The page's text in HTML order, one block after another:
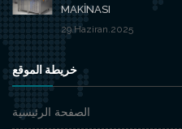
MAKİNASI
29.Haziran.2025
خريطة الموقع
الصفحة الرئيسية